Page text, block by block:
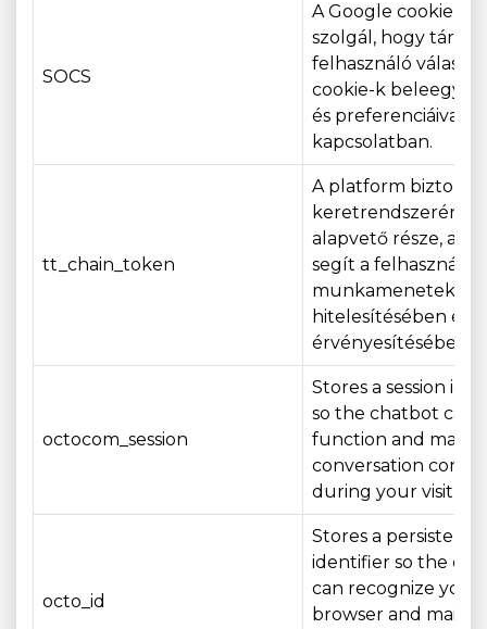
SOCS
A Google cookie-ja
szolgál, hogy tárolja
felhasználó
cookie-k
és preferenciáival
kapcsolatban.
tt_chain_token
A platform
keretrendszerének
alapvető része,
segít a felhasználói
munkamenetek
hitelesítésében és
érvényesítésében.
octocom_session
Stores a session
so the chatbot can
function and
conversation
during your visit
octo_id
Stores a persistent
identifier so the
can recognize your
browser and